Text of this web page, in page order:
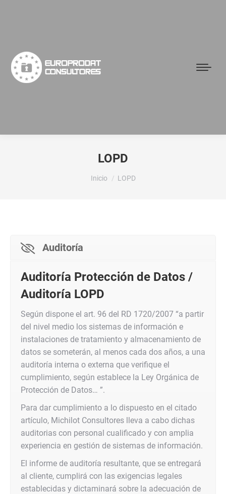
LOPD
Estás aquí:
Inicio LOPD
Auditoría
Auditoría Protección de Datos /
Auditoría LOPD
Según dispone el art. 96 del RD 1720/2007 “a partir
del nivel medio los sistemas de información e
instalaciones de tratamiento y almacenamiento de
datos se someterán, al menos cada dos años, a una
auditoría interna o externa que verifique el
cumplimiento, según establece la Ley Orgánica de
Protección de Datos… ”.
Para dar cumplimiento a lo dispuesto en el citado
artículo, Michilot Consultores lleva a cabo dichas
auditorias con personal cualificado y con amplia
experiencia en gestión de sistemas de información.
El informe de auditoría resultante, que se entregará
al cliente, cumplirá con las exigencias legales
establecidas y dictaminará sobre la adecuación de